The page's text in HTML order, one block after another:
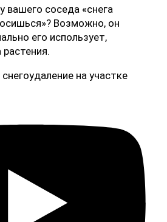
вашего соседа «снега
Возможно, он
его использует,
на участке